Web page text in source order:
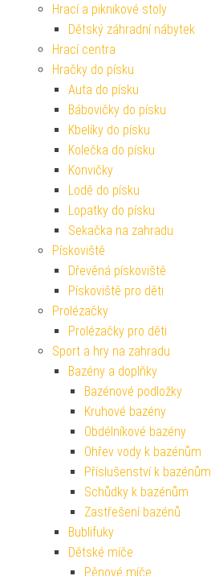
Hrací a piknikové stoly
Dětský záhradní nábytek
Hrací centra
Hračky do písku
Auta do písku
Bábovičky do písku
Kbelíky do písku
Kolečka do písku
Konvičky
Lodě do písku
Lopatky do písku
Sekačka na zahradu
Pískoviště
Dřevěná pískoviště
Pískoviště pro děti
Prolézačky
Prolézačky pro děti
Sport a hry na zahradu
Bazény a doplňky
Bazénové podložky
Kruhové bazény
Obdélníkové bazény
Ohřev vody k bazénům
Příslušenství k bazénům
Schůdky k bazénům
Zastřešení bazénů
Bublifuky
Dětské míče
Pěnové míče